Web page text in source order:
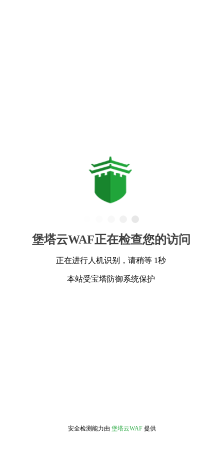
堡塔云WAF正在检查您的访问
正在进行人机识别，请稍等 1秒
本站受宝塔防御系统保护
安全检测能力由 堡塔云WAF 提供